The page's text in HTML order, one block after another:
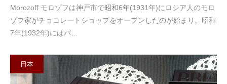
Morozoff モロゾフは神戸市で昭和6年(1931年)にロシア人のモロ
ゾフ家がチョコレートショップをオープンしたのが始まり。昭和
7年(1932年)にはバ…
日本